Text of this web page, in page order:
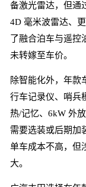
备激光雷达，但通
4D 毫米波雷达、
了融合泊车与遥控
未转嫁至车价。
除智能化外，年款
行车记录仪、哨兵
热/记忆、6kW 外
需要选装或后期加
单车成本不高，但
大。